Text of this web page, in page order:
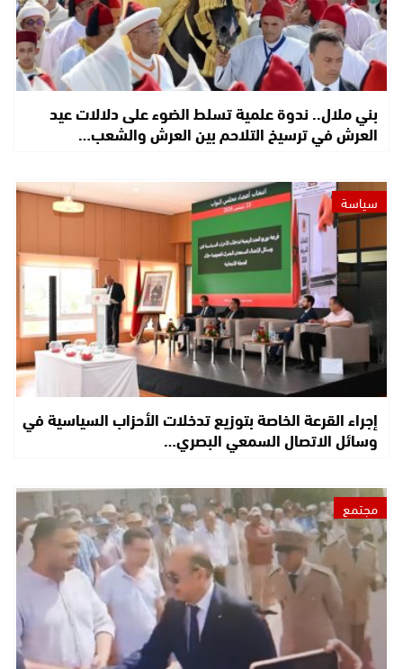
بني ملال.. ندوة علمية تسلط الضوء على دلالات عيد
العرش في ترسيخ التلاحم بين العرش والشعب…
سياسة
إجراء القرعة الخاصة بتوزيع تدخلات الأحزاب السياسية في
وسائل الاتصال السمعي البصري…
مجتمع